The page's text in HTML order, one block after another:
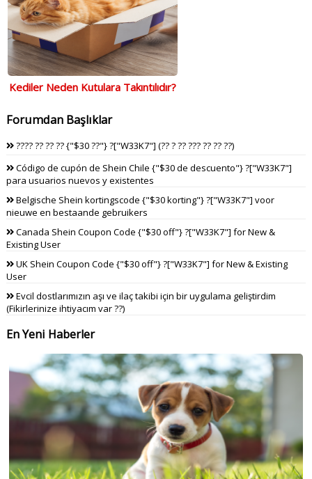
Kediler Neden Kutulara Takıntılıdır?
Forumdan Başlıklar
???? ?? ?? ?? {"$30 ??"} ?["W33K7"] (?? ? ?? ??? ?? ?? ??)
Código de cupón de Shein Chile {"$30 de descuento"} ?["W33K7"]
para usuarios nuevos y existentes
Belgische Shein kortingscode {"$30 korting"} ?["W33K7"] voor
nieuwe en bestaande gebruikers
Canada Shein Coupon Code {"$30 off"} ?["W33K7"] for New &
Existing User
UK Shein Coupon Code {"$30 off"} ?["W33K7"] for New & Existing
User
Evcil dostlarımızın aşı ve ilaç takibi için bir uygulama geliştirdim
(Fikirlerinize ihtiyacım var ??)
En Yeni Haberler